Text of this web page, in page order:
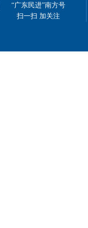
“广东民进”南方号
扫一扫 加关注